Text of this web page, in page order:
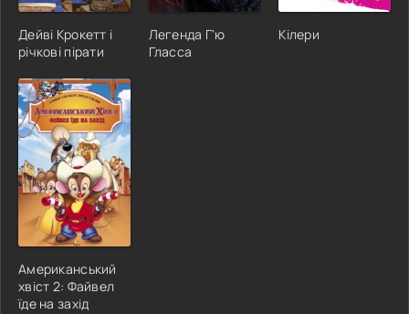
Дейві Крокетт і
річкові пірати
Легенда Г'ю
Гласса
Кілери
Американський
хвіст 2: Файвел
їде на захід